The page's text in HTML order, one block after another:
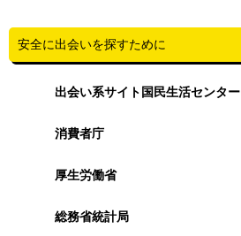
安全に出会いを探すために
出会い系サイト国民生活センター
消費者庁
厚生労働省
総務省統計局